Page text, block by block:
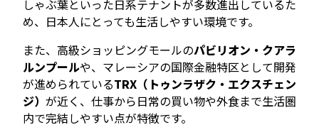
しゃぶ葉といった日系テナントが多数進出しているた
め、日本人にとっても生活しやすい環境です。
また、高級ショッピングモールのパビリオン・クアラ
ルンプールや、マレーシアの国際金融特区として開発
が進められているTRX（トゥンラザク・エクスチェン
ジ） が近く、仕事から日常の買い物や外食まで生活圏
内で完結しやすい点が特徴です。